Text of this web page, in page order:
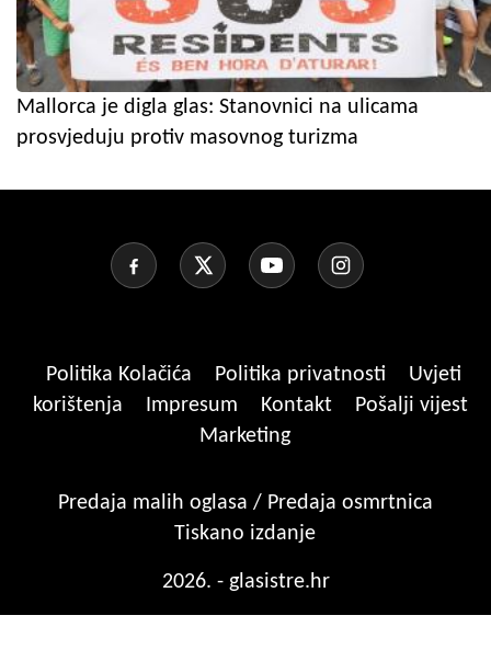
Mallorca je digla glas: Stanovnici na ulicama
prosvjeduju protiv masovnog turizma
Politika Kolačića Politika privatnosti
Uvjeti
korištenja
Impresum Kontakt
Pošalji vijest
Marketing
Predaja malih oglasa / Predaja osmrtnica
Tiskano izdanje
2026. - glasistre.hr